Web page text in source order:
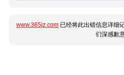
www.365jz.com 已经将此出错信息详细
们深感歉